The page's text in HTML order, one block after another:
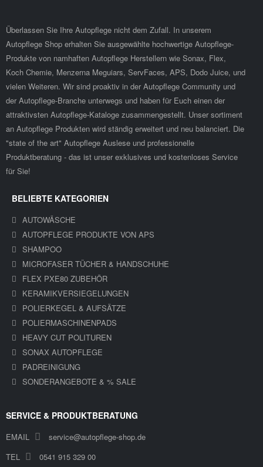
Überlassen Sie Ihre Autopflege nicht dem Zufall. In unserem
Autopflege Shop erhalten Sie ausgewählte hochwertige Autopflege-
Produkte von namhaften Autopflege Herstellern wie Sonax, Flex,
Koch Chemie, Menzerna Meguiars, ServFaces, APS, Dodo Juice, und
vielen Weiteren. Wir sind proaktiv in der Autopflege Community und
der Autopflege-Branche unterwegs und haben für Euch einen der
attraktivsten Autopflege-Kataloge zusammengestellt. Unser sortiment
an Autopflege Produkten wird ständig erweitert und neu balanciert. Die
"state of the art" Autopflege Auslese und professionelle
Produktberatung - das ist unser exklusives und kostenloses Service
für Sie!
BELIEBTE KATEGORIEN
AUTOWÄSCHE
AUTOPFLEGE PRODUKTE VON APS
SHAMPOO
MICROFASER TÜCHER & HANDSCHUHE
FLEX PXE80 ZUBEHÖR
KERAMIKVERSIEGELUNGEN
POLIERKEGEL & AUFSÄTZE
POLIERMASCHINENPADS
HEAVY CUT POLITUREN
SONAX AUTOPFLEGE
PADREINIGUNG
SONDERANGEBOTE & % SALE
SERVICE & PRODUKTBERATUNG
EMAIL
service@autopflege-shop.de
TEL
0541 915 329 00